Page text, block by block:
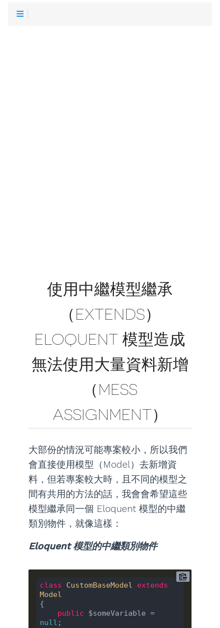
使用中繼模型繼承
（EXTENDS）
ELOQUENT 模型造成
無法使用大量資料新增
（MESS
ASSIGNMENT）
大部份的情況可能專案較小，所以我們
會直接使用模型（Model）去新增資
料，但若專案較大時，且不同的模型之
間有共用的方法的話，我會會希望這些
模型繼承同一個 Eloquent 模型的中繼
類別物件，就像這樣：
Eloquent 模型的中繼類別物件
class CustomBaseModel
extends
Model
{
public
null ;